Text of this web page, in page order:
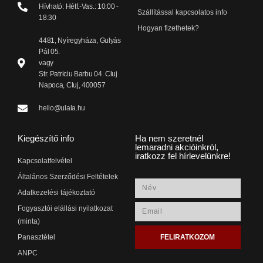
Hívható: Hétf.-Vas.: 10:00 -
18:30
4481, Nyíregyháza, Gulyás
Pál 05.
vagy
Str. Patriciu Barbu 04. Cluj
Napoca, Cluj, 400057
hello@ulala.hu
Szállítással kapcsolatos info
Hogyan fizethetek?
Kiegészítő info
Kapcsolatfelvétel
Általános Szerződési Feltételek
Adatkezelési tájékoztató
Fogyasztói elállási nyilatkozat
(minta)
Panasztétel
ANPC
Ha nem szeretnél
lemaradni akcióinkról,
iratkozz fel hírlevelünkre!
FELIRATKOZOM